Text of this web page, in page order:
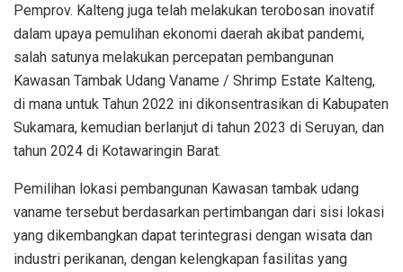
Pemprov. Kalteng juga telah melakukan terobosan inovatif
dalam upaya pemulihan ekonomi daerah akibat pandemi,
salah satunya melakukan percepatan pembangunan
Kawasan Tambak Udang Vaname / Shrimp Estate Kalteng,
di mana untuk Tahun 2022 ini dikonsentrasikan di Kabupaten
Sukamara, kemudian berlanjut di tahun 2023 di Seruyan, dan
tahun 2024 di Kotawaringin Barat.
Pemilihan lokasi pembangunan Kawasan tambak udang
vaname tersebut berdasarkan pertimbangan dari sisi lokasi
yang dikembangkan dapat terintegrasi dengan wisata dan
industri perikanan, dengan kelengkapan fasilitas yang